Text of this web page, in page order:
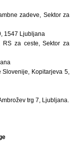
zadeve, Sektor za
1547 Ljubljana
RS za ceste, Sektor za
Kopitarjeva 5,
trg 7, Ljubljana.